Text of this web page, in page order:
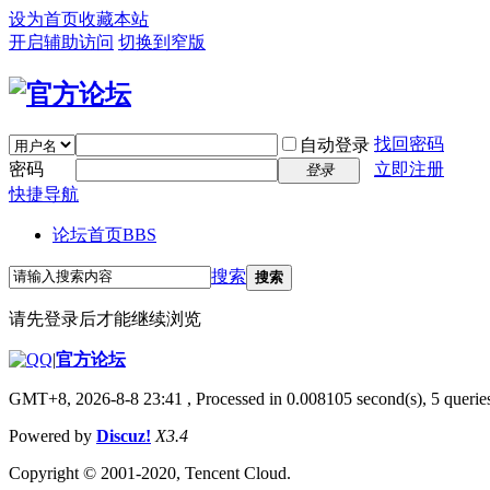
设为首页收藏本站
开启辅助访问 切换到窄版
自动登录 找回密码
密码
登录
立即注册
快捷导航
论坛首页BBS
搜索 搜索
请先登录后才能继续浏览
|官方论坛
GMT+8, 2026-8-8 23:41 , Processed in 0.008105 second(s), 5
Powered by Discuz! X3.4
Copyright © 2001-2020, Tencent Cloud.